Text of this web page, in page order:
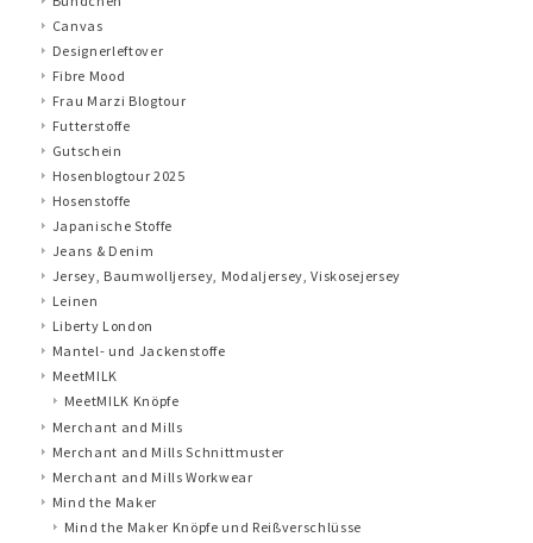
Canvas
Designerleftover
Fibre Mood
Frau Marzi Blogtour
Futterstoffe
Gutschein
Hosenblogtour 2025
Hosenstoffe
Japanische Stoffe
Jeans & Denim
Jersey, Baumwolljersey, Modaljersey, Viskosejersey
Leinen
Liberty London
Mantel- und Jackenstoffe
MeetMILK
MeetMILK Knöpfe
Merchant and Mills
Merchant and Mills Schnittmuster
Merchant and Mills Workwear
Mind the Maker
Mind the Maker Knöpfe und Reißverschlüsse